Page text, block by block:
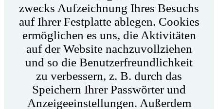
zwecks Aufzeichnung Ihres Besuchs
auf Ihrer Festplatte ablegen. Cookies
ermöglichen es uns, die Aktivitäten
auf der Website nachzuvollziehen
und so die Benutzerfreundlichkeit
zu verbessern, z. B. durch das
Speichern Ihrer Passwörter und
Anzeigeeinstellungen. Außerdem